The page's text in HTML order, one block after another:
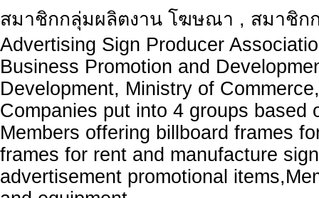
สมาชิกกลุ่มผลิตงาน โฆษณา , สมาชิก
Advertising Sign Producer
Business Promotion and
Development, Ministry of
Companies put into 4 groups based
Members offering billboard frames
frames for rent and manufacture
advertisement promotional